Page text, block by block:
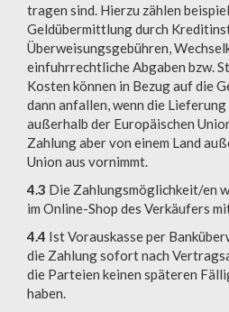
tragen sind. Hierzu zählen
Geldübermittlung durch
Überweisungsgebühren,
einfuhrrechtliche Abgaben bzw.
Kosten können in Bezug auf die
dann anfallen, wenn die
außerhalb der Europäischen
Zahlung aber von einem Land
Union aus vornimmt.
4.3 Die Zahlungsmöglichkeit/en
im Online-Shop des Verkäufers
4.4 Ist Vorauskasse per
die Zahlung sofort nach
die Parteien keinen späteren
haben.